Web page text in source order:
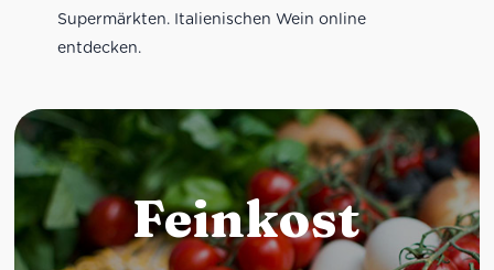
Supermärkten. Italienischen Wein online
entdecken.
Feinkost